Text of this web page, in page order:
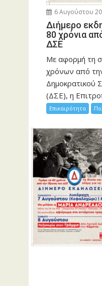
6 Αυγούστου
Διήμερο
80 χρόνια
ΔΣΕ
Με αφορμή τη
χρόνων από
Δημοκρατικού
(ΔΣΕ), η
Επικαιρότητα